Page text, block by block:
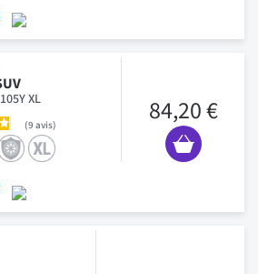
XL
9 avis 84,20 €